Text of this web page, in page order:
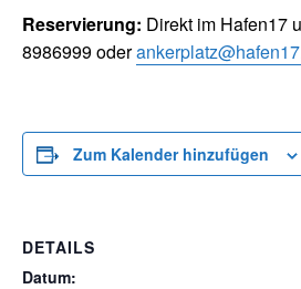
Reservierung: Direkt im Hafen17
8986999 oder
Zum Kalender hinzufügen
DETAILS
Datum: